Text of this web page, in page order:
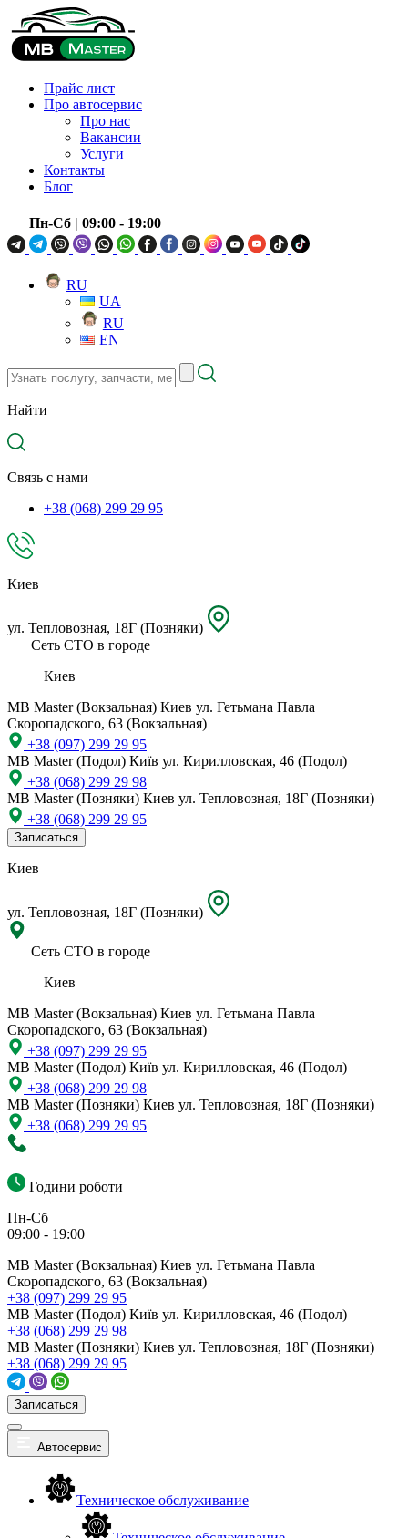
Прайс лист
Про автосервис
Про нас
Вакансии
Услуги
Контакты
Блог
Пн-Сб | 09:00 - 19:00
RU
UA
RU
EN
Узнать
послугу,
запчасти,
местоположение
Найти
Связь с нами
+38 (068) 299 29 95
Киев
ул. Тепловозная, 18Г (Позняки)
Сеть СТО в городе
Киев
MB Master (Вокзальная) Киев ул. Гетьмана Павла
Скоропадского, 63 (Вокзальная)
+38 (097) 299 29 95
MB Master (Подол) Київ ул. Кирилловская, 46 (Подол)
+38 (068) 299 29 98
MB Master (Позняки) Киев ул. Тепловозная, 18Г (Позняки)
+38 (068) 299 29 95
Записаться
Киев
ул. Тепловозная, 18Г (Позняки)
Сеть СТО в городе
Киев
MB Master (Вокзальная) Киев ул. Гетьмана Павла
Скоропадского, 63 (Вокзальная)
+38 (097) 299 29 95
MB Master (Подол) Київ ул. Кирилловская, 46 (Подол)
+38 (068) 299 29 98
MB Master (Позняки) Киев ул. Тепловозная, 18Г (Позняки)
+38 (068) 299 29 95
Години роботи
Пн-Сб
09:00 - 19:00
MB Master (Вокзальная) Киев ул. Гетьмана Павла
Скоропадского, 63 (Вокзальная)
+38 (097) 299 29 95
MB Master (Подол) Київ ул. Кирилловская, 46 (Подол)
+38 (068) 299 29 98
MB Master (Позняки) Киев ул. Тепловозная, 18Г (Позняки)
+38 (068) 299 29 95
Записаться
Автосервис
Техническое обслуживание